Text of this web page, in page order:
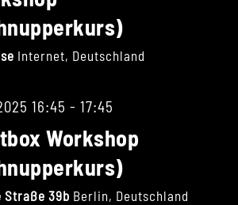
Internet, Deutschland
16:45 - 17:45
Workshop
Straße 39b Berlin, Deutschland